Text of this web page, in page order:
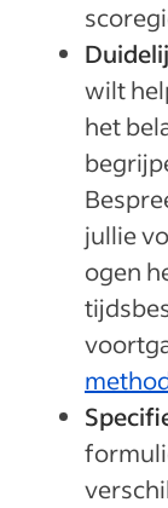
wilt
het
jullie
ogen